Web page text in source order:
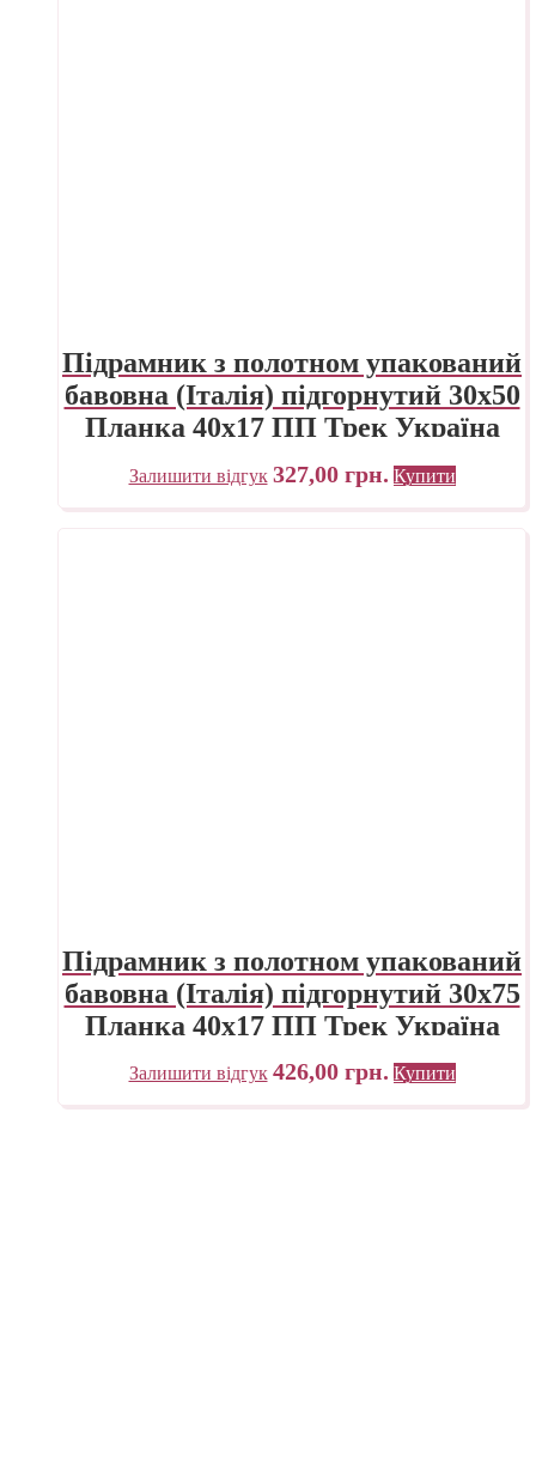
Підрамник з полотном упакований
бавовна (Італія) підгорнутий 30х50
Планка 40х17 ПП Трек Україна
Залишити відгук 327,00 грн. Купити
Підрамник з полотном упакований
бавовна (Італія) підгорнутий 30х75
Планка 40х17 ПП Трек Україна
Залишити відгук 426,00 грн. Купити